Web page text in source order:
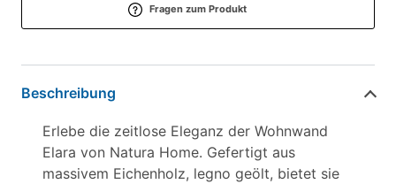
Fragen zum Produkt
Beschreibung
Erlebe die zeitlose Eleganz der Wohnwand
Elara von Natura Home. Gefertigt aus
massivem Eichenholz, legno geölt, bietet sie